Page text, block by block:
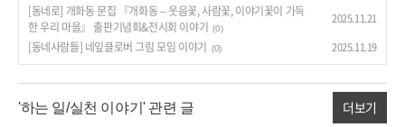
[동네로] 개화동 문집 『개화동 – 웃음꽃, 사람꽃, 이야기꽃이 가득
한 우리 마을』 출판기념회&전시회 이야기 (0)
2025.11.21
[동네사람들] 네잎클로버 그림 모임 이야기 (0) 2025.11.19
'하는 일/실천 이야기' 관련 글 더보기